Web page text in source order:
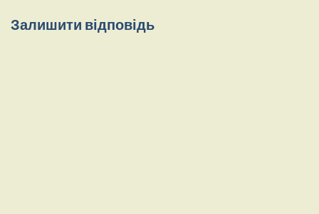
Залишити відповідь